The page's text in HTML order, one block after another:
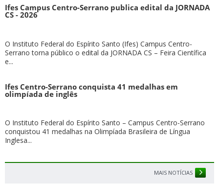
Ifes Campus Centro-Serrano publica edital da JORNADA
CS - 2026
O Instituto Federal do Espírito Santo (Ifes) Campus Centro-
Serrano torna público o edital da JORNADA CS – Feira Científica
e...
Ifes Centro-Serrano conquista 41 medalhas em
olimpíada de inglês
O Instituto Federal do Espírito Santo – Campus Centro-Serrano
conquistou 41 medalhas na Olimpíada Brasileira de Língua
Inglesa...
MAIS NOTÍCIAS